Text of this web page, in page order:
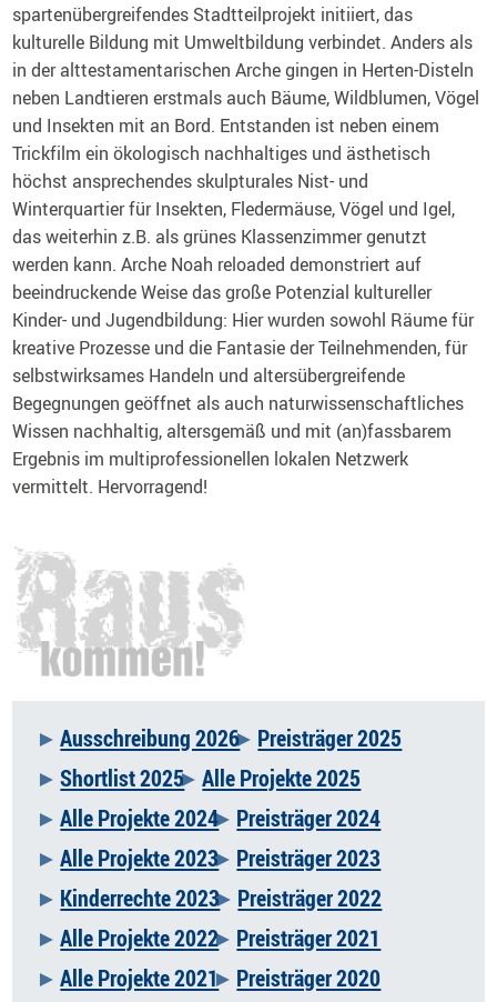
spartenübergreifendes Stadtteilprojekt initiiert, das
kulturelle Bildung mit Umweltbildung verbindet. Anders als
in der alttestamentarischen Arche gingen in Herten-Disteln
neben Landtieren erstmals auch Bäume, Wildblumen, Vögel
und Insekten mit an Bord. Entstanden ist neben einem
Trickfilm ein ökologisch nachhaltiges und ästhetisch
höchst ansprechendes skulpturales Nist- und
Winterquartier für Insekten, Fledermäuse, Vögel und Igel,
das weiterhin z.B. als grünes Klassenzimmer genutzt
werden kann. Arche Noah reloaded demonstriert auf
beeindruckende Weise das große Potenzial kultureller
Kinder- und Jugendbildung: Hier wurden sowohl Räume für
kreative Prozesse und die Fantasie der Teilnehmenden, für
selbstwirksames Handeln und altersübergreifende
Begegnungen geöffnet als auch naturwissenschaftliches
Wissen nachhaltig, altersgemäß und mit (an)fassbarem
Ergebnis im multiprofessionellen lokalen Netzwerk
vermittelt. Hervorragend!
Navigation
überspringen
Ausschreibung 2026
Preisträger 2025
Shortlist 2025 Alle Projekte 2025
Alle Projekte 2024
Preisträger 2024
Alle Projekte 2023
Preisträger 2023
Kinderrechte 2023
Preisträger 2022
Alle Projekte 2022
Preisträger 2021
Alle Projekte 2021
Preisträger 2020